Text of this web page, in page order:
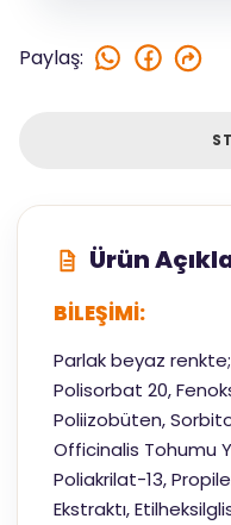
Paylaş:
Ürün
BİLEŞİMİ:
Parlak beyaz
Polisorbat 20,
Poliizobüten,
Officinalis Tohumu
Poliakrilat-13,
Ekstraktı,